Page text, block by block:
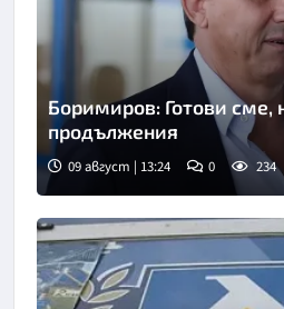
Боримиров: Готови сме,
продължения
09 август | 13:24 0 234